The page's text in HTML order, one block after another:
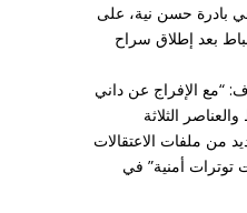
بادرة حسن نية، على
بعد إطلاق سراح
“مع الإفراج عن داني
الثلاثة
من ملفات الاعتقالات
توترات أمنية” في